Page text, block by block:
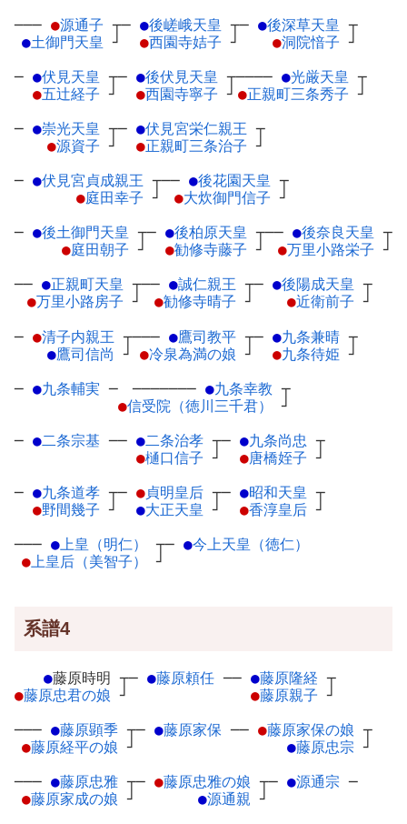
─── ●源通子 ┬
●土御門天皇 ┘
─ ●後嵯峨天皇 ┬
●西園寺姞子 ┘
─ ●後深草天皇 ┬
●洞院愔子 ┘
─ ●伏見天皇 ┬
●五辻経子 ┘
─ ●後伏見天皇 ┬
●西園寺寧子 ┘
──── ●光厳天皇 ┬
●正親町三条秀子 ┘
─ ●崇光天皇 ┬
●源資子 ┘
─ ●伏見宮栄仁親王 ┬
●正親町三条治子 ┘
─ ●伏見宮貞成親王 ┬
●庭田幸子 ┘
── ●後花園天皇 ┬
●大炊御門信子 ┘
─ ●後土御門天皇 ┬
●庭田朝子 ┘
─ ●後柏原天皇 ┬
●勧修寺藤子 ┘
── ●後奈良天皇 ┬
●万里小路栄子 ┘
── ●正親町天皇 ┬
●万里小路房子 ┘
── ●誠仁親王 ┬
●勧修寺晴子 ┘
─ ●後陽成天皇 ┬
●近衛前子 ┘
─ ●清子内親王 ┬
●鷹司信尚 ┘
─── ●鷹司教平 ┬
●冷泉為満の娘 ┘
─ ●九条兼晴 ┬
●九条待姫 ┘
─ ●九条輔実 ─ ─────── ●九条幸教 ┬
●信受院（徳川三千君） ┘
─ ●二条宗基 ── ●二条治孝 ┬
●樋口信子 ┘
─ ●九条尚忠 ┬
●唐橋姪子 ┘
─ ●九条道孝 ┬
●野間幾子 ┘
─ ●貞明皇后 ┬
●大正天皇 ┘
─ ●昭和天皇 ┬
●香淳皇后 ┘
─── ●上皇（明仁）
┬
●上皇后（美智子） ┘
─ ●今上天皇（徳仁）
系譜4
●藤原時明 ┬
●藤原忠君の娘 ┘
─ ●藤原頼任 ── ●藤原隆経 ┬
●藤原親子 ┘
─── ●藤原顕季 ┬
●藤原経平の娘 ┘
─ ●藤原家保 ── ●藤原家保の娘 ┬
●藤原忠宗 ┘
─── ●藤原忠雅 ┬
●藤原家成の娘 ┘
─ ●藤原忠雅の娘 ┬
●源通親 ┘
─ ●源通宗 ─